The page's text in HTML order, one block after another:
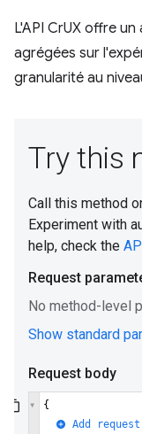
L'API CrUX offre
agrégées sur
granularité au